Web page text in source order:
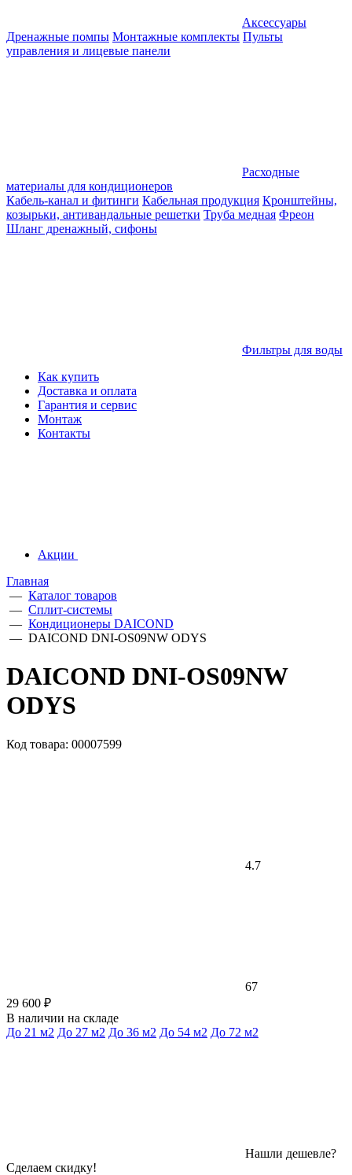
Аксессуары
Дренажные помпы Монтажные комплекты Пульты
управления и лицевые панели
Расходные
материалы для кондиционеров
Кабель-канал и фитинги Кабельная продукция Кронштейны,
козырьки, антивандальные решетки Труба медная Фреон
Шланг дренажный, сифоны
Фильтры для воды
Как купить
Доставка и оплата
Гарантия и сервис
Монтаж
Контакты
Акции
Главная
— Каталог товаров
— Сплит-системы
— Кондиционеры DAICOND
— DAICOND DNI-OS09NW ODYS
DAICOND DNI-OS09NW
ODYS
Код товара: 00007599
4.7
67
29 600 ₽
В наличии на складе
До 21 м2 До 27 м2 До 36 м2 До 54 м2 До 72 м2
Нашли дешевле?
Сделаем скидку!